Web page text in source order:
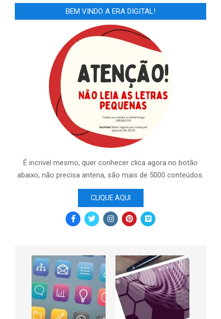
BEM VINDO A ERA DIGITAL!
É incrivel mesmo, quer conhecer clica agora no botão
abaixo, não precisa antena, são mais de 5000 conteúdos.
CLIQUE AQUI